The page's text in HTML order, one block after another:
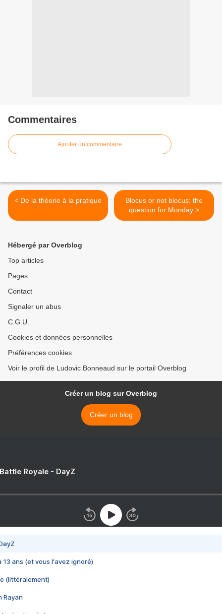
Commentaires
Ajouter un commentaire
< De la théorie à la pratique
Blocus or not blocus: the
question for Monday >
Hébergé par Overblog
Top articles
Pages
Contact
Signaler un abus
C.G.U.
Cookies et données personnelles
Préférences cookies
Voir le profil de Ludovic Bonneaud sur le portail Overblog
Créer un blog sur Overblog
Créer un blog
Royale - DayZ
13 ans (et vous l'avez ignoré)
(littéralement)
Rayan